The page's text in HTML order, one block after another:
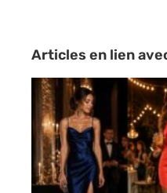
Articles en lien